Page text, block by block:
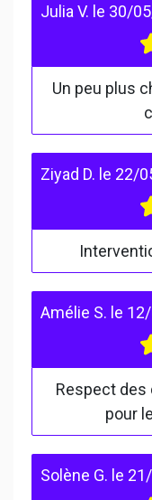
Julia V. le 30/
Un peu plus
Ziyad D. le 22/
Amélie S. le
Respect des
pour
Solène G. le